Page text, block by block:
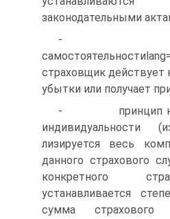
законодательными
-
страховщик действует
убытки или получает
- принцип
индивидуальности
лизируется весь
данного страхового
конкретного
устанавливается
сумма страхового